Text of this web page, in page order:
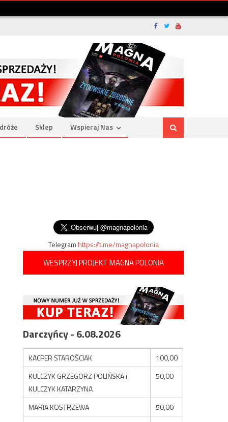
Sklep Wspieraj Nas
Telegramhttps://t.me/magnapolonia
WESPRZYJ PROJEKT MAGNA POLONIA
Darczyńcy - 6.08.2026
KACPER STAROŚCIAK
100,00
KULCZYK GRZEGORZ POLIŃSKA i
KULCZYK KATARZYNA
50,00
MARIA KOSTRZEWA
50,00